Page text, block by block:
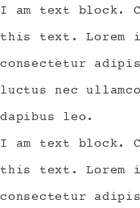
I am text block.
this text. Lorem
consectetur
luctus nec
dapibus leo.
I am text block.
this text. Lorem
consectetur